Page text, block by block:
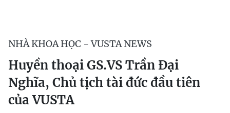
NHÀ KHOA HỌC - VUSTA NEWS
Huyền thoại GS.VS Trần Đại
Nghĩa, Chủ tịch tài đức đầu tiên
của VUSTA